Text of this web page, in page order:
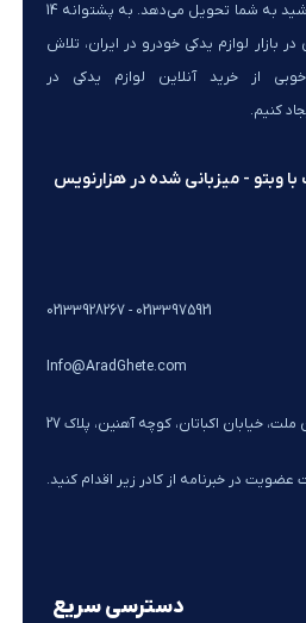
ممکن در هر کجای ایران که باشید به شما تحویل می‌دهد. به پشتوانه 14
بازار لوازم یدکی خودرو در ایران، تلاش
از خرید آنلاین لوازم یدکی در
02133975921 - 02133928267
Info@AradGhete.com
ملت، خیابان اکباتان، کوچه آهنین، پلاک 27
عضویت در خبرنامه از کادر زیر اقدام کنید.
دسترسی سریع
وبتو - میزبانی شده در هزارنویس